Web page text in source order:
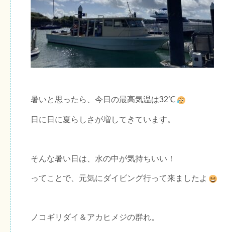
暑いと思ったら、今日の最高気温は32℃
日に日に夏らしさが増してきています。
そんな暑い日は、水の中が気持ちいい！
ってことで、元気にダイビング行って来ましたよ
ノコギリダイ＆アカヒメジの群れ。